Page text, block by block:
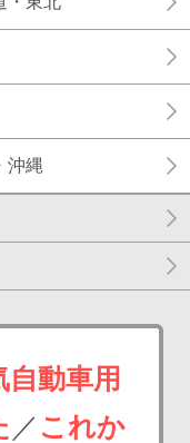
-44kW-以上
沖縄
自動車用
／ これか